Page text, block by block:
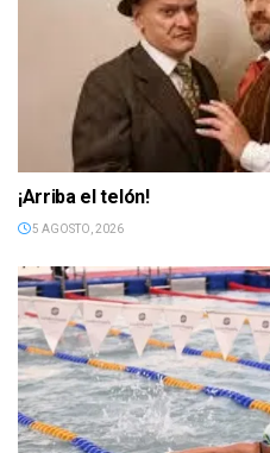
¡Arriba el telón!
5 AGOSTO, 2026